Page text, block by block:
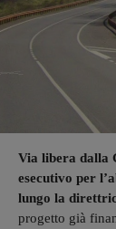
Via libera dalla
esecutivo per
lungo la
progetto già